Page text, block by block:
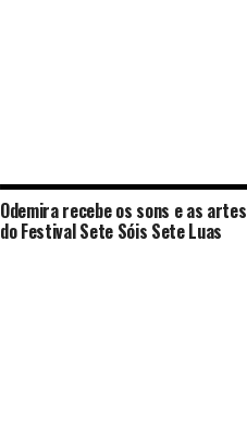
Odemira recebe os sons e as artes
do Festival Sete Sóis Sete Luas